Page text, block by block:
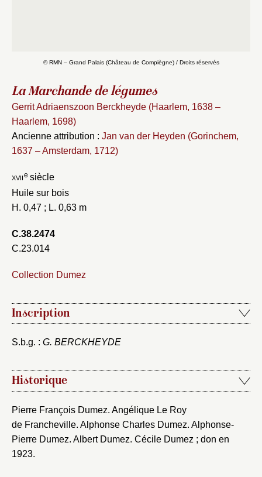
© RMN – Grand Palais (Château de Compiègne) / Droits réservés
La Marchande de légumes
Gerrit Adriaenszoon Berckheyde (Haarlem, 1638 –
Haarlem, 1698)
Ancienne attribution : Jan van der Heyden (Gorinchem,
1637 – Amsterdam, 1712)
xviie siècle
Huile sur bois
H. 0,47 ; L. 0,63 m
C.38.2474
C.23.014
Collection Dumez
Inscription
S.b.g. : G. BERCKHEYDE
Historique
Pierre François Dumez. Angélique Le Roy
de Francheville. Alphonse Charles Dumez. Alphonse-
Pierre Dumez. Albert Dumez. Cécile Dumez ; don en
1923.
Fermer
notice
Nom du dossier
Créer et ajouter
Connexion
Courriel
Mot de passe
Vous n'êtes pas encore inscrit ?Créer un compte
Vous avez oublié votre mot de passe ?